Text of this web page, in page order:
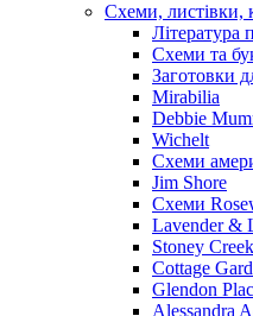
Схеми, листівки,
Література
Схеми та
Заготовки
Mirabilia
Debbie
Wichelt
Схеми
Jim Shore
Cхеми
Lavender &
Stoney Creek
Cottage
Glendon
Alessandra